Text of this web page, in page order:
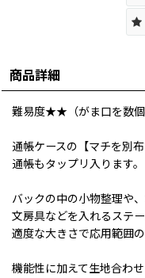
商品詳細
難易度★★（がま口を数個
通帳ケースの【マチを別
通帳もタップリ入ります。
バックの中の小物整理や
文房具などを入れるステ
適度な大きさで応用範囲の
機能性に加えて生地合わ